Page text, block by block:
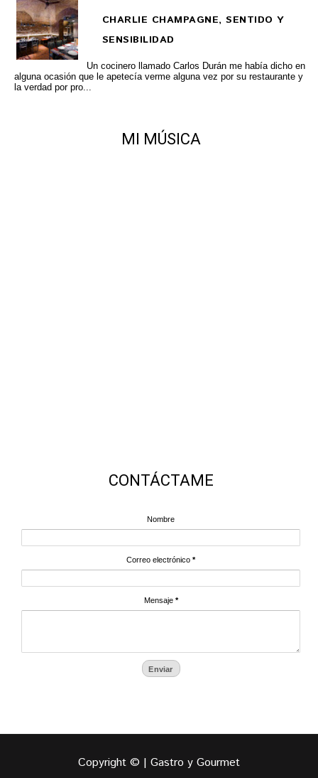
CHARLIE CHAMPAGNE, SENTIDO Y
SENSIBILIDAD
Un cocinero llamado Carlos Durán me había dicho en
alguna ocasión que le apetecía verme alguna vez por su restaurante y
la verdad por pro...
MI MÚSICA
CONTÁCTAME
Nombre
Correo electrónico *
Mensaje *
Copyright © | Gastro y Gourmet